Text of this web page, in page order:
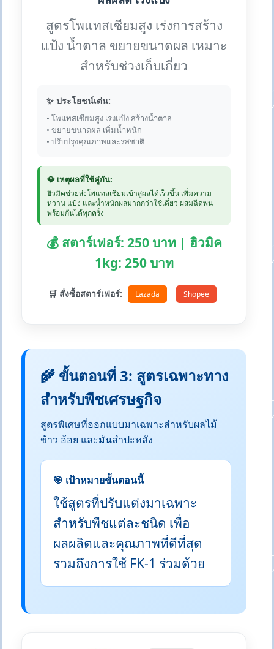
สูตรโพแทสเซียมสูง เร่งการสร้าง
แป้ง น้ำตาล ขยายขนาดผล เหมาะ
สำหรับช่วงเก็บเกี่ยว
✨ ประโยชน์เด่น:
• โพแทสเซียมสูง เร่งแป้ง สร้างน้ำตาล
• ขยายขนาดผล เพิ่มน้ำหนัก
• ปรับปรุงคุณภาพและรสชาติ
💎 เหตุผลที่ใช้คู่กัน:
ฮิวมิคช่วยส่งโพแทสเซียมเข้าสู่ผลได้เร็วขึ้น เพิ่มความ
หวาน แป้ง และน้ำหนักผลมากกว่าใช้เดี่ยว ผสมฉีดพ่น
พร้อมกันได้ทุกครั้ง
💰 สตาร์เฟอร์: 250 บาท | ฮิวมิค
1kg: 250 บาท
🛒 สั่งซื้อสตาร์เฟอร์: Lazada Shopee
🌾 ขั้นตอนที่ 3: สูตรเฉพาะทาง
สำหรับพืชเศรษฐกิจ
สูตรพิเศษที่ออกแบบมาเฉพาะสำหรับผลไม้
ข้าว อ้อย และมันสำปะหลัง
🎯 เป้าหมายขั้นตอนนี้
ใช้สูตรที่ปรับแต่งมาเฉพาะ
สำหรับพืชแต่ละชนิด เพื่อ
ผลผลิตและคุณภาพที่ดีที่สุด
รวมถึงการใช้ FK-1 ร่วมด้วย